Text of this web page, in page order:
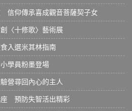
信仰傳承喜成觀音菩薩契子女
〈十修歌〉藝術展
入選米其林指南
學員粉墨登場
營尋回內心的主人
座 預防失智活出精彩